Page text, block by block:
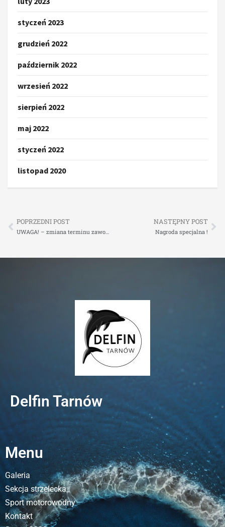
styczeń 2023
grudzień 2022
październik 2022
wrzesień 2022
sierpień 2022
maj 2022
styczeń 2022
listopad 2020
POPRZEDNI POST
UWAGA! – zmiana terminu zawodów listopadowych
NASTĘPNY POST
Nagroda specjalna !
Delfin Tarnów
Menu
Galeria
Sekcja strzelecka
Sport motorowodny
Kontakt